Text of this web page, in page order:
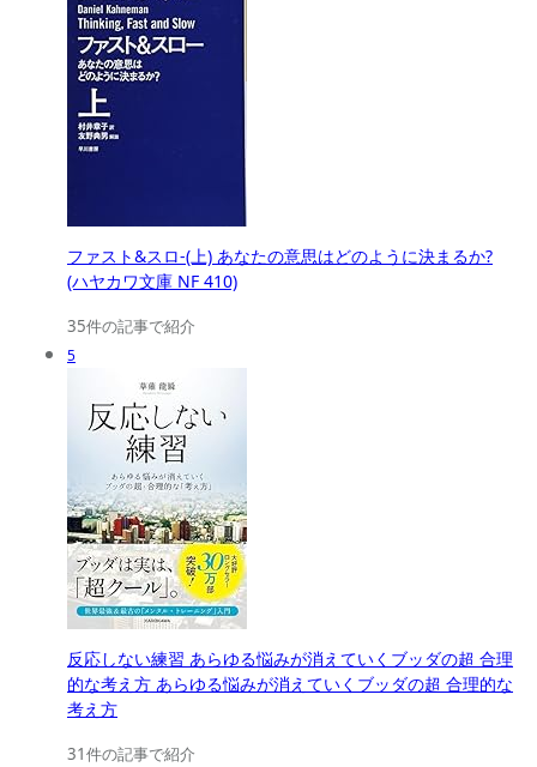
ファスト&スロ-(上) あなたの意思はどのように決まるか?
(ハヤカワ文庫 NF 410)
35件の記事で紹介
5
反応しない練習 あらゆる悩みが消えていくブッダの超 合理
的な考え方 あらゆる悩みが消えていくブッダの超 合理的な
考え方
31件の記事で紹介